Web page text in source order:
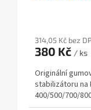
314,05 Kč bez
380 Kč / ks
Originální
stabilizátoru na
400/500/700/